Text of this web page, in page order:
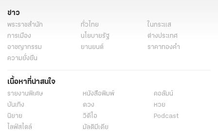
ข่าว
พระราชสำนัก ทั่วไทย
ในกระแส
การเมือง
นโยบายรัฐ
ต่างประเทศ
อาชญากรรม
ยานยนต์
ราคาทองคำ
ความยั่งยืน
เนื้อหาที่น่าสนใจ
รายงานพิเศษ หนังสือพิมพ์
คอลัมน์
บันเทิง
ดวง
หวย
นิยาย
วิดีโอ
Podcast
ไลฟ์สไตล์
มัลติมีเดีย